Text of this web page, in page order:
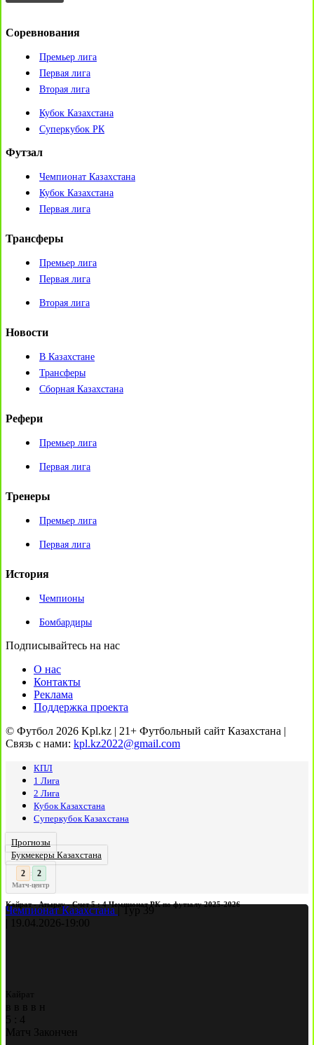
Соревнования
Премьер лига
Первая лига
Вторая лига
Кубок Казахстана
Суперкубок РК
Футзал
Чемпионат Казахстана
Кубок Казахстана
Первая лига
Трансферы
Премьер лига
Первая лига
Вторая лига
Новости
В Казахстане
Трансферы
Сборная Казахстана
Рефери
Премьер лига
Первая лига
Тренеры
Премьер лига
Первая лига
История
Чемпионы
Бомбардиры
Подписывайтесь на нас
О нас
Контакты
Реклама
Поддержка проекта
© Футбол 2026 Kpl.kz | 21+ Футбольный сайт Казахстана |
Связь с нами: kpl.kz2022@gmail.com
КПЛ
1 Лига
2 Лига
Кубок Казахстана
Суперкубок Казахстана
Прогнозы
Букмекеры Казахстана
3 : 2
Матч-центр
Кайрат - Атырау - Счет 5 : 4 Чемпионат РК по футзалу 2025-2026
Чемпионат Казахстана
Тур 39
19.04.2026- 19:00
Кайрат
в в в в
н
5
4
Матч Закончен